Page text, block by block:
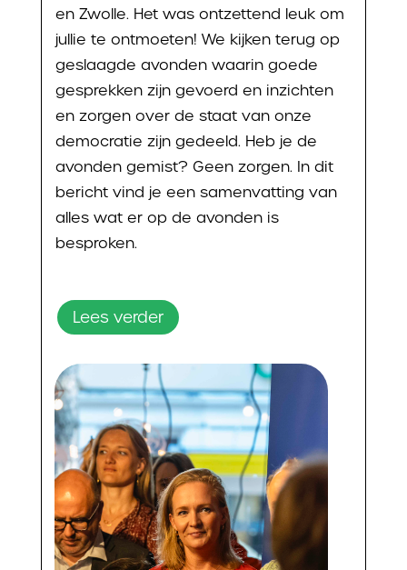
en Zwolle. Het was ontzettend leuk om
jullie te ontmoeten! We kijken terug op
geslaagde avonden waarin goede
gesprekken zijn gevoerd en inzichten
en zorgen over de staat van onze
democratie zijn gedeeld. Heb je de
avonden gemist? Geen zorgen. In dit
bericht vind je een samenvatting van
alles wat er op de avonden is
besproken.
Lees verder